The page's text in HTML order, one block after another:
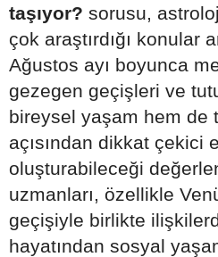
taşıyor? sorusu,
çok araştırdığı konular
Ağustos ayı boyunca
gezegen geçişleri ve
bireysel yaşam hem de
açısından dikkat çekici
oluşturabileceği
uzmanları, özellikle
geçişiyle birlikte
hayatından sosyal